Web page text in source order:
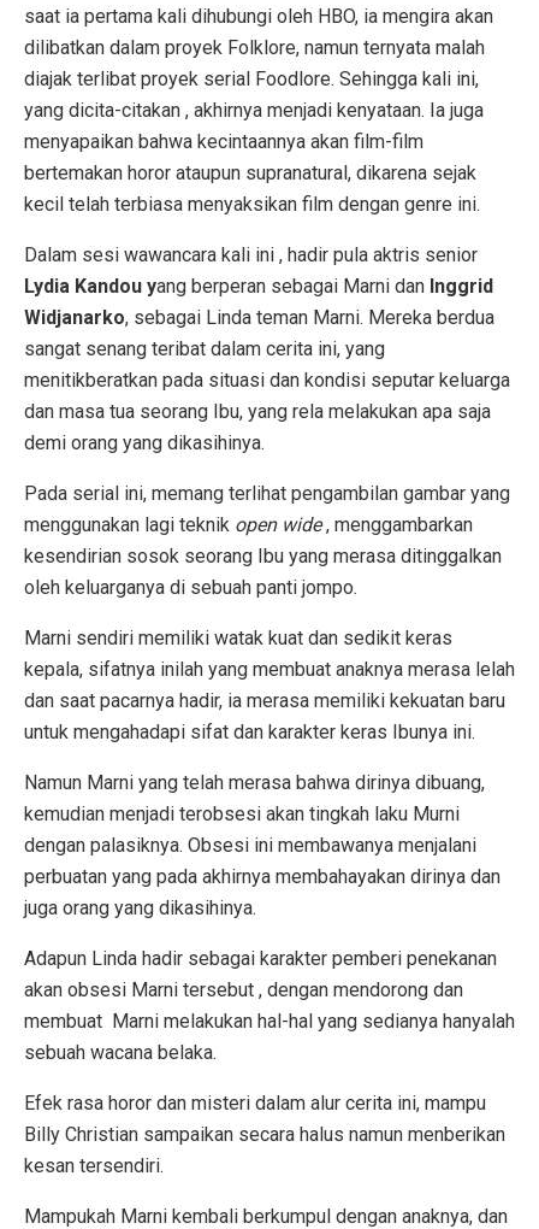
saat ia pertama kali dihubungi oleh HBO, ia mengira akan
dilibatkan dalam proyek Folklore, namun ternyata malah
diajak terlibat proyek serial Foodlore. Sehingga kali ini,
yang dicita-citakan , akhirnya menjadi kenyataan. Ia juga
menyapaikan bahwa kecintaannya akan film-film
bertemakan horor ataupun supranatural, dikarena sejak
kecil telah terbiasa menyaksikan film dengan genre ini.
Dalam sesi wawancara kali ini , hadir pula aktris senior
Lydia Kandou yang berperan sebagai Marni dan Inggrid
Widjanarko, sebagai Linda teman Marni. Mereka berdua
sangat senang teribat dalam cerita ini, yang
menitikberatkan pada situasi dan kondisi seputar keluarga
dan masa tua seorang Ibu, yang rela melakukan apa saja
demi orang yang dikasihinya.
Pada serial ini, memang terlihat pengambilan gambar yang
menggunakan lagi teknik open wide, menggambarkan
kesendirian sosok seorang Ibu yang merasa ditinggalkan
oleh keluarganya di sebuah panti jompo.
Marni sendiri memiliki watak kuat dan sedikit keras
kepala, sifatnya inilah yang membuat anaknya merasa lelah
dan saat pacarnya hadir, ia merasa memiliki kekuatan baru
untuk mengahadapi sifat dan karakter keras Ibunya ini.
Namun Marni yang telah merasa bahwa dirinya dibuang,
kemudian menjadi terobsesi akan tingkah laku Murni
dengan palasiknya. Obsesi ini membawanya menjalani
perbuatan yang pada akhirnya membahayakan dirinya dan
juga orang yang dikasihinya.
Adapun Linda hadir sebagai karakter pemberi penekanan
akan obsesi Marni tersebut , dengan mendorong dan
membuat Marni melakukan hal-hal yang sedianya hanyalah
sebuah wacana belaka.
Efek rasa horor dan misteri dalam alur cerita ini, mampu
Billy Christian sampaikan secara halus namun menberikan
kesan tersendiri.
Mampukah Marni kembali berkumpul dengan anaknya, dan